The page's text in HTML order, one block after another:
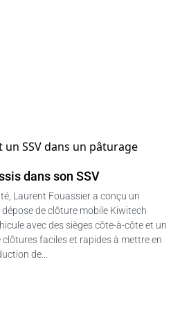
dans son SSV
Laurent Fouassier a conçu un
de clôture mobile Kiwitech
avec des sièges côte-à-côte et un
clôtures faciles et rapides à mettre en
de…